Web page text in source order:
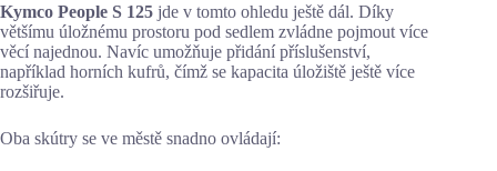
Kymco People S 125 jde v tomto ohledu ještě dál. Díky
většímu úložnému prostoru pod sedlem zvládne pojmout více
věcí najednou. Navíc umožňuje přidání příslušenství,
například horních kufrů, čímž se kapacita úložiště ještě více
rozšiřuje.
Oba skútry se ve městě snadno ovládají: